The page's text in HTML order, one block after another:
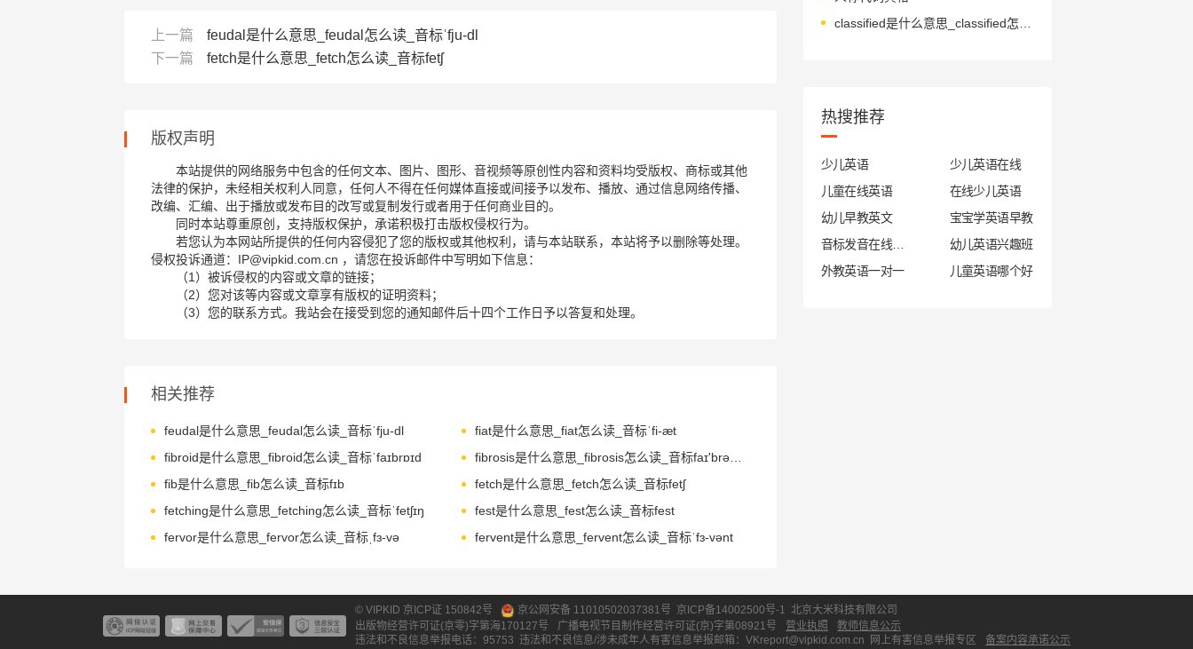
上一篇
feudal是什么意思_feudal怎么读_音标ˈfju-dl
下一篇
fetch是什么意思_fetch怎么读_音标fetʃ
版权声明
本站提供的网络服务中包含的任何文本、图片、图形、音视频等原创性内容和资料均受版权、商标或其他
法律的保护，未经相关权利人同意，任何人不得在任何媒体直接或间接予以发布、播放、通过信息网络传播、
改编、汇编、出于播放或发布目的改写或复制发行或者用于任何商业目的。
同时本站尊重原创，支持版权保护，承诺积极打击版权侵权行为。
若您认为本网站所提供的任何内容侵犯了您的版权或其他权利，请与本站联系，本站将予以删除等处理。
侵权投诉通道：IP@vipkid.com.cn ，请您在投诉邮件中写明如下信息：
（1）被诉侵权的内容或文章的链接；
（2）您对该等内容或文章享有版权的证明资料；
（3）您的联系方式。我站会在接受到您的通知邮件后十四个工作日予以答复和处理。
相关推荐
feudal是什么意思_feudal怎么读_音标ˈfju-dl
fiat是什么意思_fiat怎么读_音标ˈfi-æt
fibroid是什么意思_fibroid怎么读_音标ˈfaɪbrɒɪd
fibrosis是什么意思_fibrosis怎么读_音标faɪ'brəʊsɪs
fib是什么意思_fib怎么读_音标fɪb
fetch是什么意思_fetch怎么读_音标fetʃ
fetching是什么意思_fetching怎么读_音标ˈfetʃɪŋ
fest是什么意思_fest怎么读_音标fest
fervor是什么意思_fervor怎么读_音标ˌfɜ-və
fervent是什么意思_fervent怎么读_音标ˈfɜ-vənt
热搜推荐
少儿英语
少儿英语在线
儿童在线英语
在线少儿英语
幼儿早教英文
宝宝学英语早教
幼儿英语兴趣班
外教英语一对一
儿童英语哪个好
© VIPKID 京ICP证 150842号 京公网安备 11010502037381号 京ICP备14002500号-1 北京大米科技有限公司
出版物经营许可证(京零)字第海170127号
广播电视节目制作经营许可证(京)字第08921号 营业执照
教师信息公示
违法和不良信息举报电话：95753 违法和不良信息/涉未成年人有害信息举报邮箱：VKreport@vipkid.com.cn 网上有害信息举报专区 备案内容承诺公示